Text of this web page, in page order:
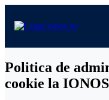
Politica de
cookie la IONOS